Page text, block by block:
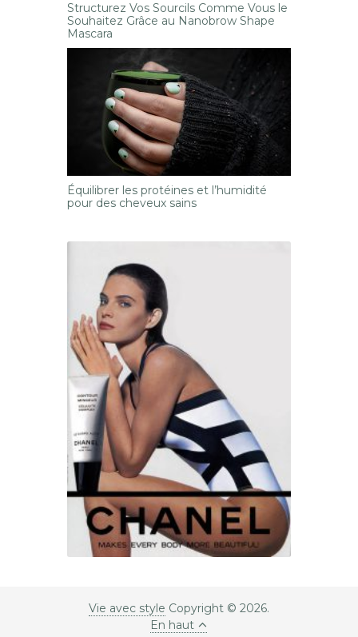
Structurez Vos Sourcils Comme Vous le
Souhaitez Grâce au Nanobrow Shape
Mascara
Équilibrer les protéines et l’humidité
pour des cheveux sains
Vie avec style Copyright © 2026.
En haut